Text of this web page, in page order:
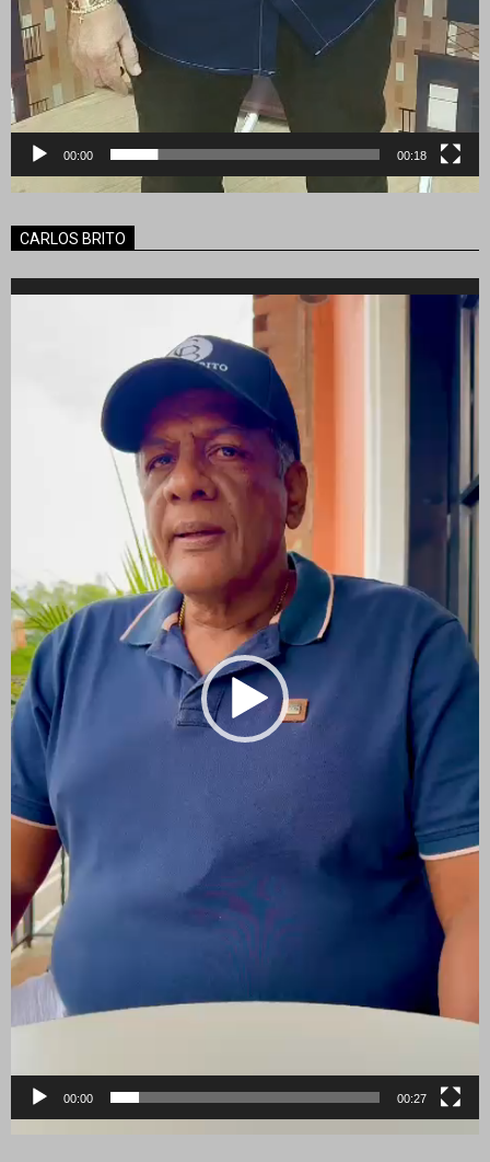
00:00 00:18
CARLOS BRITO
Reproductor
00:00 00:27